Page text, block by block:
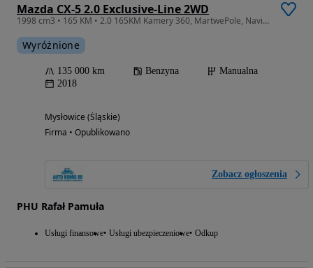
Mazda CX-5 2.0 Exclusive-Line 2WD
1998 cm3 • 165 KM • 2.0 165KM Kamery 360, MartwePole, Navi, HeadUp,GrzaneFotele/Kierownica
Wyróżnione
135 000 km Benzyna
Manualna
2018
Mysłowice (Śląskie)
Firma • Opublikowano
Zobacz ogłoszenia
PHU Rafał Pamuła
Usługi finansowe Usługi ubezpieczeniowe Odkup